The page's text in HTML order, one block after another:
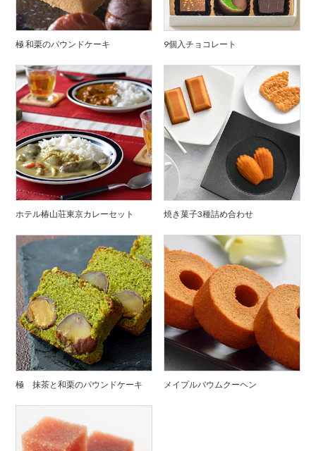
極 和栗のパウンドケーキ 9個入チョコレート
ホテル椿山荘東京カレーセット 焼き菓子3種詰め合わせ
極 抹茶と和栗のパウンドケーキ メイプルバウムクーヘン